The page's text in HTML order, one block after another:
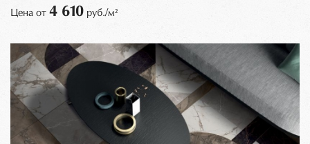
Цена от 4 610 руб./м²